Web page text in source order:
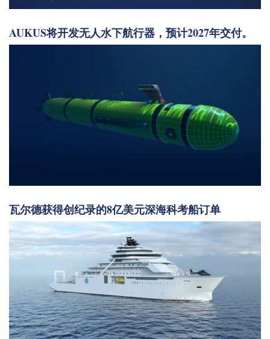
AUKUS将开发无人水下航行器，预计2027年交付。
瓦尔德获得创纪录的8亿美元深海科考船订单